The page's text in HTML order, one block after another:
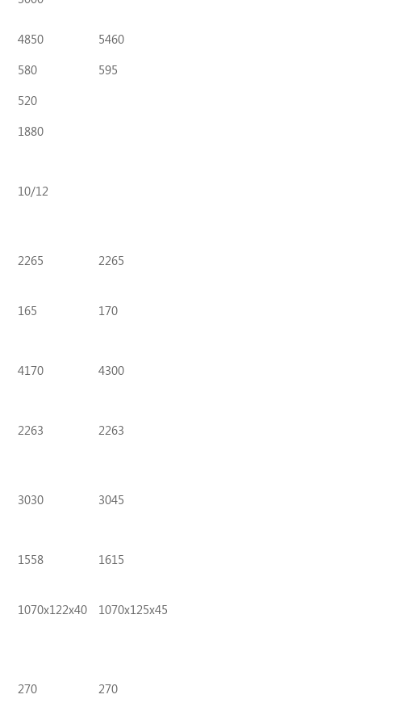
4850 5460
580
595
520
1880
10/12
2265 2265
165 170
4170 4300
2263 2263
3030 3045
1558 1615
1070x122x40 1070x125x45
270 270